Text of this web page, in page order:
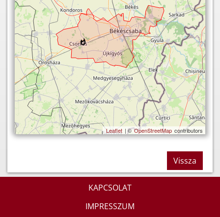
Leaflet | ©OpenStreetMap contributors
Vissza
KAPCSOLAT
IMPRESSZUM